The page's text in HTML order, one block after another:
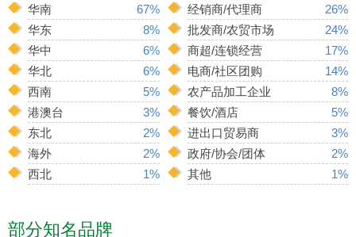
华南
67%
华东
8%
华中
6%
华北
6%
西南
5%
港澳台
3%
东北
2%
海外
2%
西北
1%
经销商/代理商
26%
批发商/农贸市场
24%
商超/连锁经营
17%
电商/社区团购
14%
农产品加工企业
8%
餐饮/酒店
5%
进出口贸易商
3%
政府/协会/团体
2%
其他
1%
部分知名品牌